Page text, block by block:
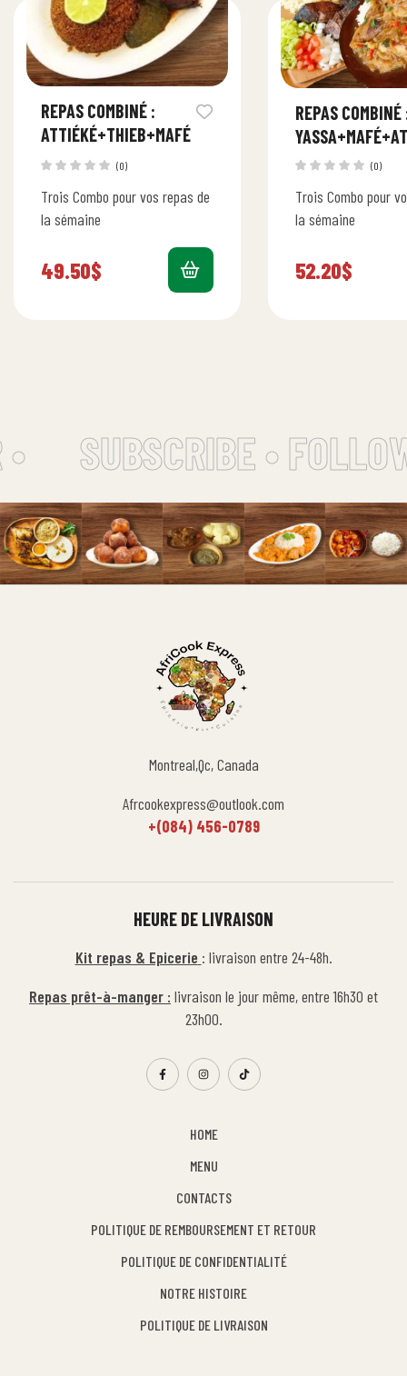
REPAS COMBINÉ :
ATTIÉKÉ+THIEB+MAFÉ
(0)
Trois Combo pour vos repas de
la sémaine
49.50$
REPAS COMBINÉ
(0)
Trois Combo pour
la sémaine
52.20$
SUBSCRIBE •
Montreal,Qc, Canada
Afrcookexpress@outlook.com
+(084) 456-0789
HOME
MENU
CONTACTS
POLITIQUE DE REMBOURSEMENT ET RETOUR
POLITIQUE DE CONFIDENTIALITÉ
NOTRE HISTOIRE
POLITIQUE DE LIVRAISON
HEURE DE LIVRAISON
Kit repas & Epicerie : livraison entre 24-48h.
Repas prêt-à-manger : livraison le jour même, entre 16h30 et
23h00.